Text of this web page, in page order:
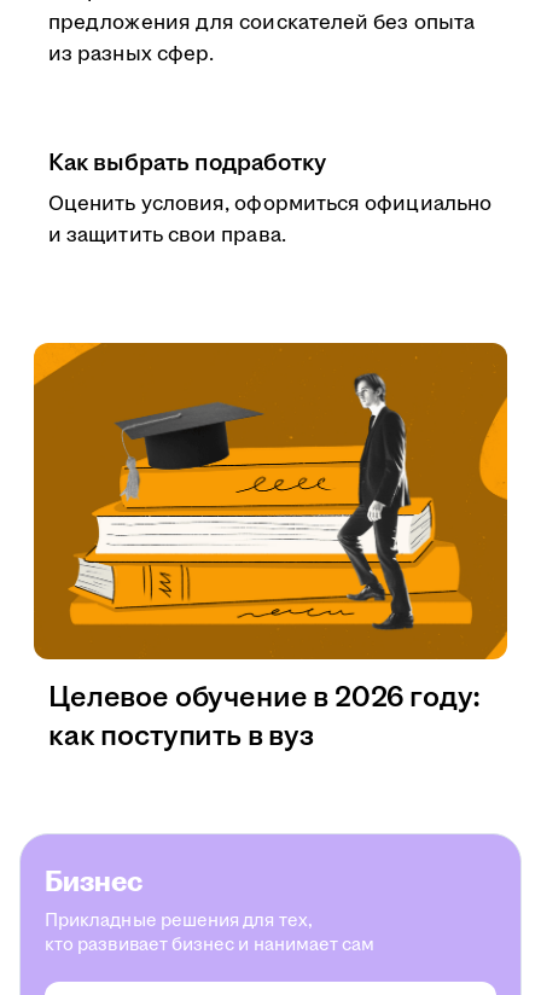
предложения для соискателей без опыта
из разных сфер.
Как выбрать подработку
Оценить условия, оформиться официально
и защитить свои права.
Целевое обучение в 2026 году:
как поступить в вуз
Бизнес
Прикладные решения для тех,
кто развивает бизнес и нанимает сам